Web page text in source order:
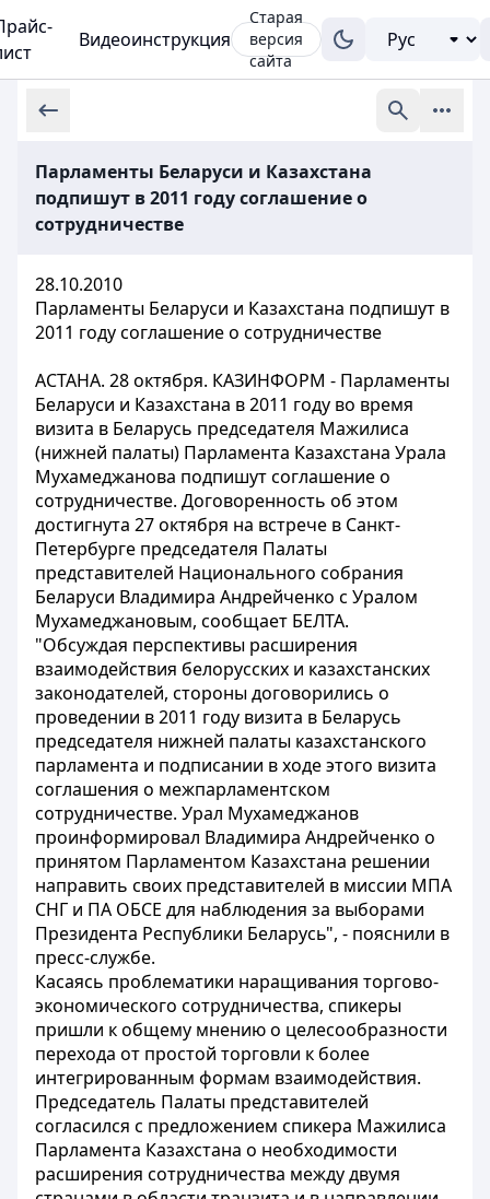
Видеоинструкция
Старая
версия
сайта
Парламенты Беларуси и Казахстана
подпишут в 2011 году соглашение о
сотрудничестве
28.10.2010
Парламенты Беларуси и Казахстана подпишут в
2011 году соглашение о сотрудничестве
АСТАНА. 28 октября. КАЗИНФОРМ - Парламенты
Беларуси и Казахстана в 2011 году во время
визита в Беларусь председателя Мажилиса
(нижней палаты) Парламента Казахстана Урала
Мухамеджанова подпишут соглашение о
сотрудничестве. Договоренность об этом
достигнута 27 октября на встрече в Санкт-
Петербурге председателя Палаты
представителей Национального собрания
Беларуси Владимира Андрейченко с Уралом
Мухамеджановым, сообщает БЕЛТА.
"Обсуждая перспективы расширения
взаимодействия белорусских и казахстанских
законодателей, стороны договорились о
проведении в 2011 году визита в Беларусь
председателя нижней палаты казахстанского
парламента и подписании в ходе этого визита
соглашения о межпарламентском
сотрудничестве. Урал Мухамеджанов
проинформировал Владимира Андрейченко о
принятом Парламентом Казахстана решении
направить своих представителей в миссии МПА
СНГ и ПА ОБСЕ для наблюдения за выборами
Президента Республики Беларусь", - пояснили в
пресс-службе.
Касаясь проблематики наращивания торгово-
экономического сотрудничества, спикеры
пришли к общему мнению о целесообразности
перехода от простой торговли к более
интегрированным формам взаимодействия.
Председатель Палаты представителей
согласился с предложением спикера Мажилиса
Парламента Казахстана о необходимости
расширения сотрудничества между двумя